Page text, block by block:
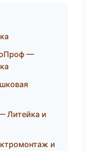
—
Литейка и
и